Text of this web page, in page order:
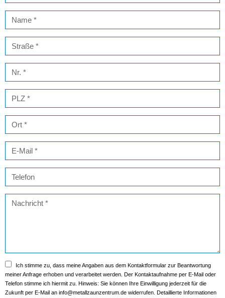
Ich stimme zu, dass meine Angaben aus dem Kontaktformular zur Beantwortung
meiner Anfrage erhoben und verarbeitet werden. Der Kontaktaufnahme per E-Mail oder
Telefon stimme ich hiermit zu. Hinweis: Sie können Ihre Einwilligung jederzeit für die
Zukunft per E-Mail an info@metallzaunzentrum.de widerrufen. Detaillierte Informationen